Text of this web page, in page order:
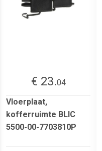
€ 23.04
Vloerplaat,
kofferruimte BLIC
5500-00-7703810P